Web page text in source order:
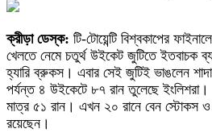
ক্রীড়া ডেস্ক: টি-টোয়েন্টি বিশ্বকাপের
খেলতে নেমে চতুর্থ উইকেট জুটিতে ইতবাচক
হ্যারি ব্রুকস। এবার সেই জুটিই ভাঙলেন
পর্যন্ত ৪ উইকেটে ৮৭ রান তুলেছে
মাত্র ৫১ রান। এখন ২০ রানে বেন স্টোকস
রয়েছেন।